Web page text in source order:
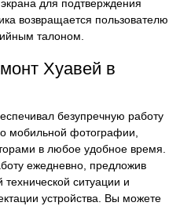
для подтверждения
возвращается пользователю
талоном.
Хуавей в
безупречную работу
мобильной фотографии,
в любое удобное время.
ежедневно, предложив
ситуации и
устройства. Вы можете